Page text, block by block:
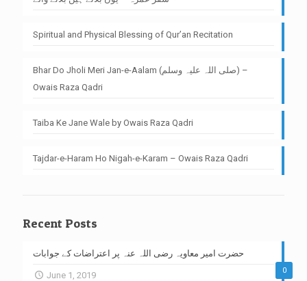
Spiritual and Physical Blessing of Qur’an Recitation
Bhar Do Jholi Meri Jan-e-Aalam (صلی اللہ علیہ وسلم) –
Owais Raza Qadri
Taiba Ke Jane Wale by Owais Raza Qadri
Tajdar-e-Haram Ho Nigah-e-Karam – Owais Raza Qadri
Recent Posts
0
حضرت امیر معاویہ رضی اللہ عنہ پر اعتراضات کے جوابات
June 1, 2019